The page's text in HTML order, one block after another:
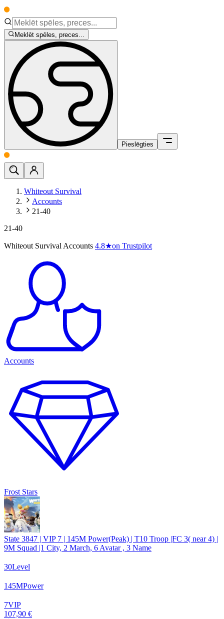
Meklēt spēles, preces...
Pieslēgties
Whiteout Survival
Accounts
21-40
21-40
Whiteout Survival Accounts 4.8★on Trustpilot
Accounts
Frost Stars
State 3847 | VIP 7 | 145M Power(Peak) | T10 Troop |FC 3( near 4) |
9M Squad |1 City, 2 March, 6 Avatar , 3 Name
30Level
145MPower
7VIP
107,90 €